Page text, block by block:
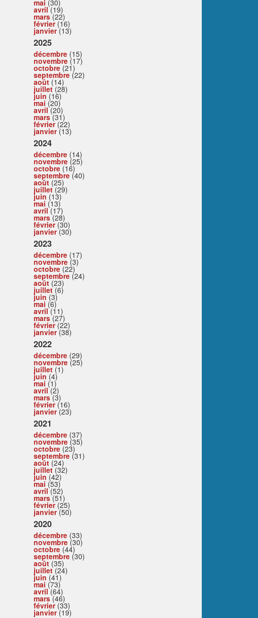
mai (30)
avril(19)
mars(22)
février(16)
janvier(13)
2025
décembre (15)
novembre (17)
octobre (21)
septembre (22)
août (14)
juillet(28)
juin (16)
mai (20)
avril(20)
mars(31)
février(22)
janvier(13)
2024
décembre (14)
novembre (25)
octobre (16)
septembre (40)
août (25)
juillet(29)
juin (13)
mai (13)
avril(17)
mars(28)
février(30)
janvier(30)
2023
décembre (17)
novembre (3)
octobre (22)
septembre (24)
août (23)
juillet(6)
juin (3)
mai (6)
avril(11)
mars(27)
février(22)
janvier(38)
2022
décembre (29)
novembre (25)
juillet (1)
juin (4)
mai (1)
avril(2)
mars(3)
février(16)
janvier(23)
2021
décembre (37)
novembre (35)
octobre (23)
septembre (31)
août (24)
juillet(32)
juin (42)
mai (53)
avril(52)
mars(51)
février(25)
janvier(50)
2020
décembre (33)
novembre (30)
octobre (44)
septembre (30)
août (35)
juillet(24)
juin (41)
mai (73)
avril(64)
mars(46)
février(33)
janvier(19)